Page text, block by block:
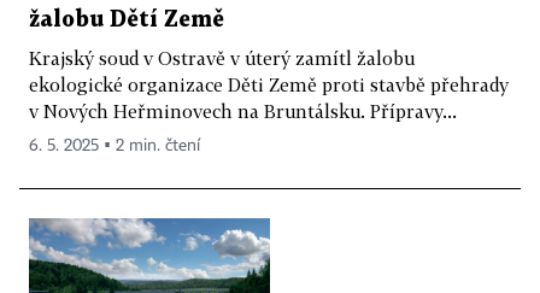
žalobu Dětí Země
Krajský soud v Ostravě v úterý zamítl žalobu
ekologické organizace Děti Země proti stavbě přehrady
v Nových Heřminovech na Bruntálsku. Přípravy...
6. 5. 2025 ▪ 2 min. čtení